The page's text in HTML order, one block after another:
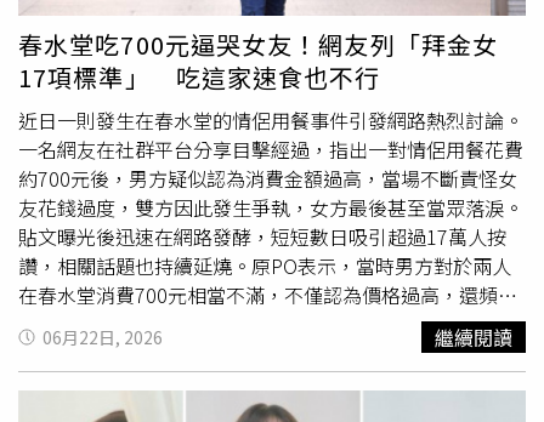
本女性受刑人數量遠少於男性，女子監獄數量也相對有限，
因此初犯、累犯、短期刑與長期刑受刑人往往被關押在同一
設施內。前受刑人指出，這種環境容易產生複雜的人際關係
與衝突，尤其長期刑受刑人因擔心影響假釋資格，即使遭受
挑釁或霸凌，也往往只能選擇忍耐。此外，監獄醫療資源不
足也是長年遭批評的問題。多名前受刑人表示，即使身體不
適，也難以立即獲得醫師診治。有人透露，受刑人反映病情
時常被懷疑是假病，必須先接受獄方人員評估，之後才能安
排就醫。牙科治療更被形容為「最糟糕」，有些人甚至寧願
忍痛等到出獄後再接受治療。儘管監獄生活存在諸多問題，
受訪者也坦言，自己原本以為入獄後不會被當成人對待，但
實際上許多獄警仍以尊重態度對待受刑人。她表示，這是自
己對監獄生活最意外、也最深刻的感受之一。
春水堂吃700元逼哭女友！網友列「拜金女
17項標準」 吃這家速食也不行
近日一則發生在春水堂的情侶用餐事件引發網路熱烈討論。
一名網友在社群平台分享目擊經過，指出一對情侶用餐花費
約700元後，男方疑似認為消費金額過高，當場不斷責怪女
友花錢過度，雙方因此發生爭執，女方最後甚至當眾落淚。
貼文曝光後迅速在網路發酵，短短數日吸引超過17萬人按
讚，相關話題也持續延燒。原PO表示，當時男方對於兩人
在春水堂消費700元相當不滿，不僅認為價格過高，還頻頻
向女友表示若是前往其他平價店家用餐即可吃得更飽。過程
中，男方也針對咖啡消費提出質疑，認為花費較高價格購買
飲品並不划算。雖然男方並未直接限制女友消費，但其言談
內容持續否定對方認為值得或開心的消費選擇，最終導致女
06月22日, 2026 繼續閱讀